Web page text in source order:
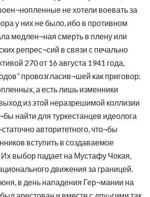
не хотели воевать за
у них не было, ибо в противном
медлен¬ная смерть в плену или
репрес¬сий в связи с печально
270 от 16 августа 1941 года,
провозгласив¬шей как приговор:
а есть лишь изменники
из этой неразрешимой коллизии
найти для туркестанцев идеолога
авторитетного, что¬бы
вступить в создаваемое
выбор падает на Мустафу Чокая,
движения за границей.
в день нападения Гер¬мании на